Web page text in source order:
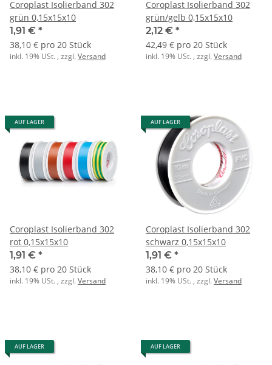
Coroplast Isolierband 302
grün 0,15x15x10
1,91 € *
38,10 € pro 20 Stück
inkl. 19% USt. , zzgl.Versand
Coroplast Isolierband 302
grün/gelb 0,15x15x10
2,12 € *
42,49 € pro 20 Stück
inkl. 19% USt. , zzgl.Versand
AUF LAGER
Coroplast Isolierband 302
rot 0,15x15x10
1,91 € *
38,10 € pro 20 Stück
inkl. 19% USt. , zzgl.Versand
AUF LAGER
Coroplast Isolierband 302
schwarz 0,15x15x10
1,91 € *
38,10 € pro 20 Stück
inkl. 19% USt. , zzgl.Versand
AUF LAGER AUF LAGER